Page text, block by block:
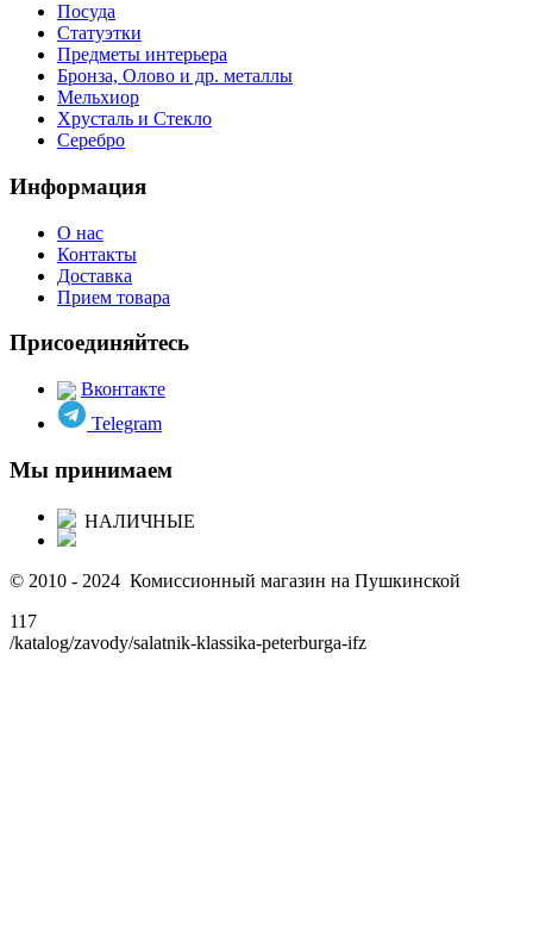
Посуда
Статуэтки
Предметы интерьера
Бронза, Олово и др. металлы
Мельхиор
Хрусталь и Стекло
Серебро
Информация
О нас
Контакты
Доставка
Прием товара
Присоединяйтесь
Вконтакте
Telegram
Мы принимаем
НАЛИЧНЫЕ
© 2010 - 2024 Комиссионный магазин на Пушкинской
117
/katalog/zavody/salatnik-klassika-peterburga-ifz